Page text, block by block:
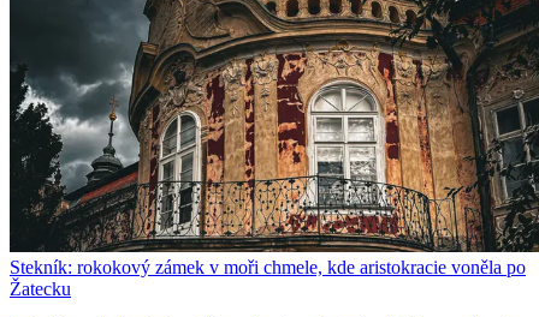
Stekník: rokokový zámek v moři chmele, kde aristokracie voněla po
Žatecku